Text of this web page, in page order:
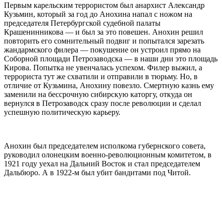
Первым карельским террористом был анархист Александр
Кузьмин, который за год до Анохина напал с ножом на
председателя Петербургской судебной палаты
Крашенинникова — и был за это повешен. Анохин решил
повторить его сомнительный подвиг и попытался зарезать
жандармского филера — покушение он устроил прямо на
Соборной площади Петрозаводска — в наши дни это площадь
Кирова. Попытка не увенчалась успехом. Филер выжил, а
террориста тут же схватили и отправили в тюрьму. Но, в
отличие от Кузьмина, Анохину повезло. Смертную казнь ему
заменили на бессрочную сибирскую каторгу, откуда он
вернулся в Петрозаводск сразу после революции и сделал
успешную политическую карьеру.
Анохин был председателем исполкома губернского совета,
руководил олонецким военно-революционным комитетом, в
1921 году уехал на Дальний Восток и стал председателем
Дальбюро. А в 1922-м был убит бандитами под Читой.